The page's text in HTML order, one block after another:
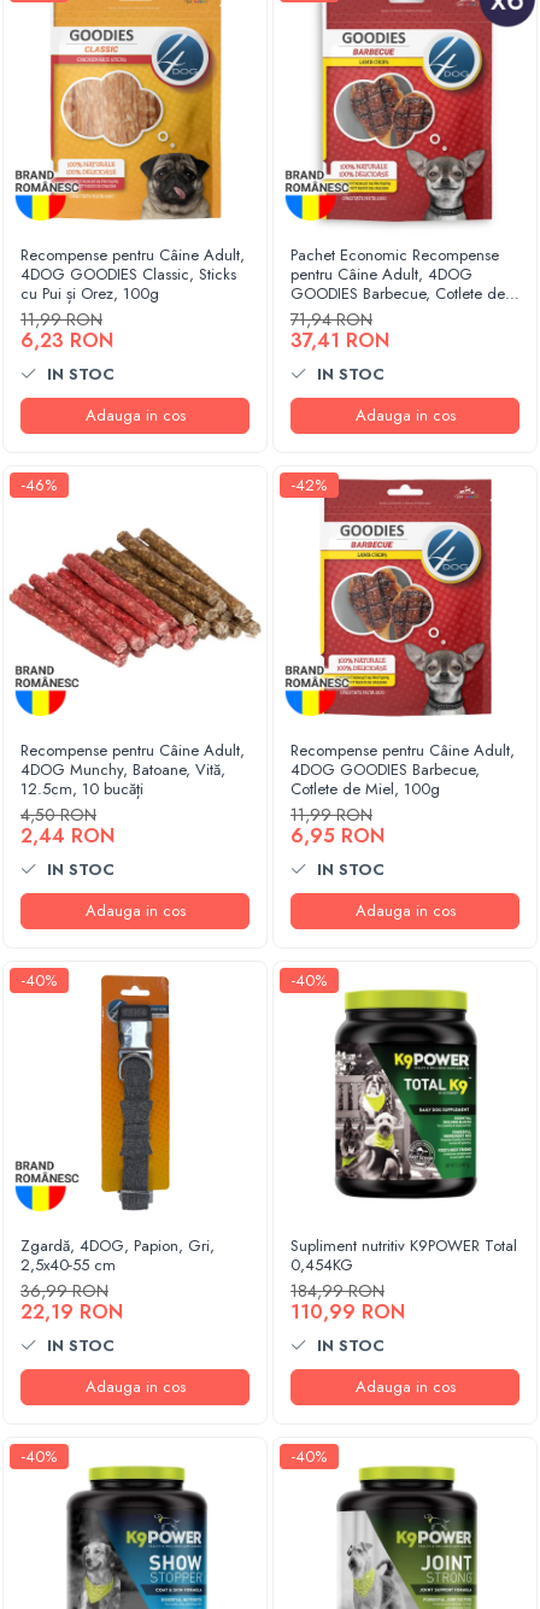
Recompense pentru Câine Adult,
4DOG GOODIES Classic, Sticks
cu Pui și Orez, 100g
11,99 RON
6,23 RON
IN STOC
Adauga in cos
Pachet Economic Recompense
pentru Câine Adult, 4DOG
GOODIES Barbecue, Cotlete de
Miel, 6x100g
71,94 RON
37,41 RON
IN STOC
Adauga in cos
-46%
Recompense pentru Câine Adult,
4DOG Munchy, Batoane, Vită,
12.5cm, 10 bucăți
4,50 RON
2,44 RON
IN STOC
Adauga in cos
-42%
Recompense pentru Câine Adult,
4DOG GOODIES Barbecue,
Cotlete de Miel, 100g
11,99 RON
6,95 RON
IN STOC
Adauga in cos
-40%
Zgardă, 4DOG, Papion, Gri,
2,5x40-55 cm
36,99 RON
22,19 RON
IN STOC
Adauga in cos
-40%
Supliment nutritiv K9POWER Total
0,454KG
184,99 RON
110,99 RON
IN STOC
Adauga in cos
-40% -40%